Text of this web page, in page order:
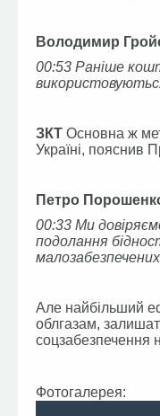
Володимир
00:53 Раніше
ЗКТ Основна ж
Україні, пояснив
Петро
00:33 Ми
подолання
Але найбільший
облгазам,
соцзабезпечення
Фотогалерея: